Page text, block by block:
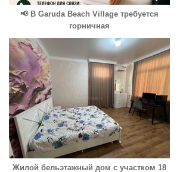
📢 В Garuda Beach Village требуется
горничная
Жилой бельэтажный дом с участком 18